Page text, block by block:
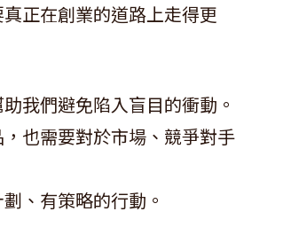
正在創業的道路上走得更
我們避免陷入盲目的衝動。
也需要對於市場、競爭對手
、有策略的行動。